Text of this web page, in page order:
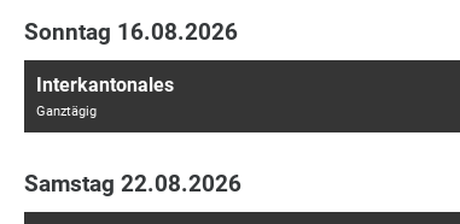
Sonntag 16.08.2026
Interkantonales
Ganztägig
Samstag 22.08.2026